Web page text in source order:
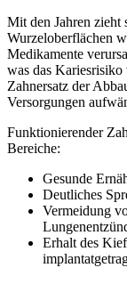
Mit den Jahren zieht
Wurzeloberflächen
Medikamente
was das
Zahnersatz der
Versorgungen
Funktionierender
Bereiche:
Gesunde
Deutliches
Vermeidung
Erhalt des